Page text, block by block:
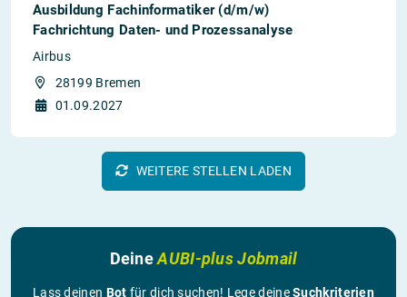
Ausbildung Fachinformatiker (d/m/w)
Fachrichtung Daten- und Prozessanalyse
Airbus
28199 Bremen
01.09.2027
WEITERE STELLEN LADEN
DeineAUBI-plus Jobmail
Lass deinen Bot für dich suchen! Lege deineSuchkriterien